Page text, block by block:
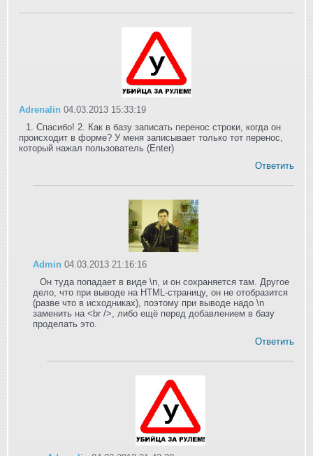
Adrenalin 04.03.2013 15:33:19
1. Спасибо! 2. Как в базу записать перенос строки, когда он
происходит в форме? У меня записывает только тот перенос,
который нажал пользователь (Enter)
Ответить
Admin 04.03.2013 21:16:16
Он туда попадает в виде \n, и он сохраняется там. Другое
дело, что при выводе на HTML-страницу, он не отобразится
(разве что в исходниках), поэтому при выводе надо \n
заменить на <br />, либо ещё перед добавлением в базу
проделать это.
Ответить